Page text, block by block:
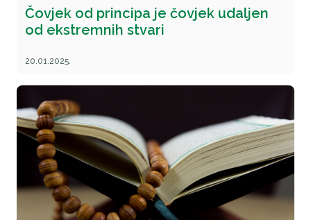
Čovjek od principa je čovjek udaljen
od ekstremnih stvari
20.01.2025.